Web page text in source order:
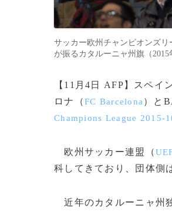
サッカー欧州チャンピオンズ
が振るカタルーニャ州旗（
【11月4日 AFP】スペイ
ロナ（FC Barcelona ）と
Champions League 2015-
欧州サッカー連盟（
科してきており、団体側
近年のカタルーニャ州